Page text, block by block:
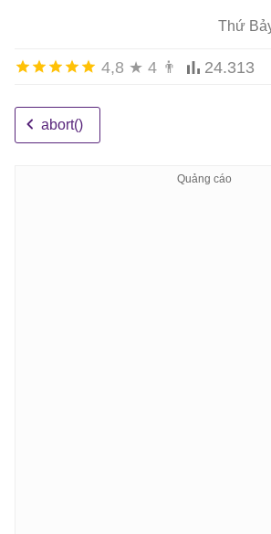
Thứ
4,8 ★ 4 👨 24.313
abort()